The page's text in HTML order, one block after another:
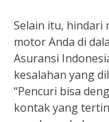
Selain itu, hindari
motor Anda di
Asuransi
kesalahan yang
“Pencuri bisa
kontak yang